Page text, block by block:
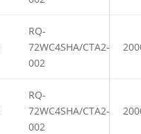
RQ-
72WC4SHA/CTA2-
002
RQ-
72WC4SHA/CTA2-
002